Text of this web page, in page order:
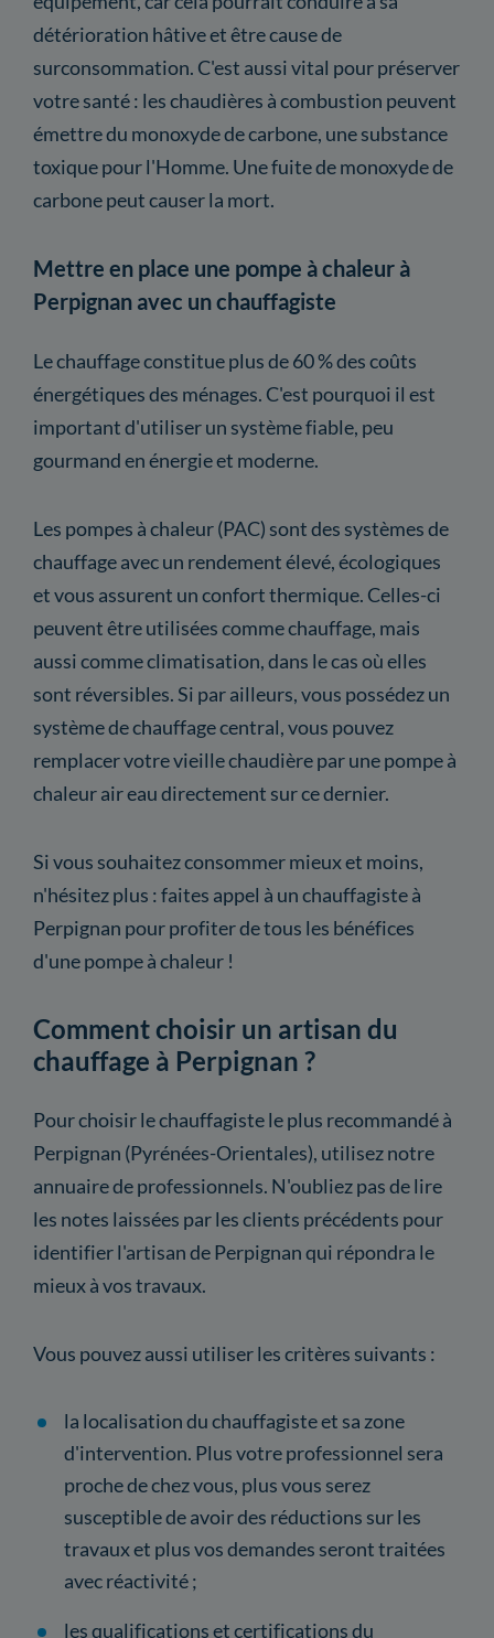
détérioration hâtive et être cause de
surconsommation. C'est aussi vital pour préserver
votre santé : les chaudières à combustion peuvent
émettre du monoxyde de carbone, une substance
toxique pour l'Homme. Une fuite de monoxyde de
carbone peut causer la mort.
Mettre en place une pompe à chaleur à
Perpignan avec un chauffagiste
Le chauffage constitue plus de 60 % des coûts
énergétiques des ménages. C'est pourquoi il est
important d'utiliser un système fiable, peu
gourmand en énergie et moderne.
Les pompes à chaleur (PAC) sont des systèmes de
chauffage avec un rendement élevé, écologiques
et vous assurent un confort thermique. Celles-ci
peuvent être utilisées comme chauffage, mais
aussi comme climatisation, dans le cas où elles
sont réversibles. Si par ailleurs, vous possédez un
système de chauffage central, vous pouvez
remplacer votre vieille chaudière par une pompe à
chaleur air eau directement sur ce dernier.
Si vous souhaitez consommer mieux et moins,
n'hésitez plus : faites appel à un chauffagiste à
Perpignan pour profiter de tous les bénéfices
d'une pompe à chaleur !
Comment choisir un artisan du
chauffage à Perpignan ?
Pour choisir le chauffagiste le plus recommandé à
Perpignan (Pyrénées-Orientales), utilisez notre
annuaire de professionnels. N'oubliez pas de lire
les notes laissées par les clients précédents pour
identifier l'artisan de Perpignan qui répondra le
mieux à vos travaux.
Vous pouvez aussi utiliser les critères suivants :
la localisation du chauffagiste et sa zone
d'intervention. Plus votre professionnel sera
proche de chez vous, plus vous serez
susceptible de avoir des réductions sur les
travaux et plus vos demandes seront traitées
avec réactivité ;
les qualifications et certifications du